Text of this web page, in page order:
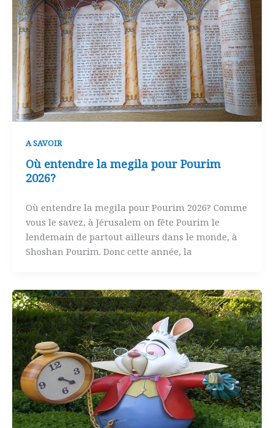
A SAVOIR
Où entendre la megila pour Pourim
2026?
Où entendre la megila pour Pourim 2026? Comme
vous le savez, à Jérusalem on fête Pourim le
lendemain de partout ailleurs dans le monde, à
Shoshan Pourim. Donc cette année, la